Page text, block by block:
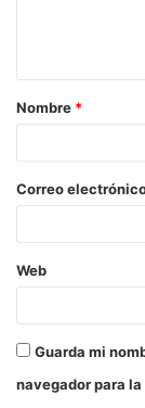
Nombre *
Correo
Web
Guarda mi
navegador para